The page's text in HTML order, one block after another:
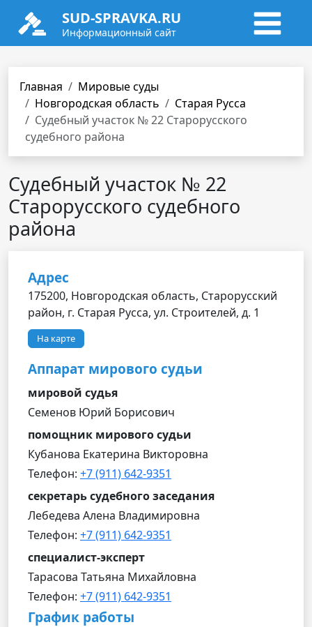
SUD-SPRAVKA.RU
Информационный сайт
Главная
Мировые суды
Новгородская область
Старая Русса
Судебный участок № 22 Старорусского
судебного района
Судебный участок № 22
Старорусского судебного
района
Адрес
175200, Новгородская область, Старорусский
район, г. Старая Русса, ул. Строителей, д. 1
На карте
Аппарат мирового судьи
мировой судья
Семенов Юрий Борисович
помощник мирового судьи
Кубанова Екатерина Викторовна
Телефон: +7 (911) 642-9351
секретарь судебного заседания
Лебедева Алена Владимировна
Телефон: +7 (911) 642-9351
специалист-эксперт
Тарасова Татьяна Михайловна
Телефон: +7 (911) 642-9351
График работы